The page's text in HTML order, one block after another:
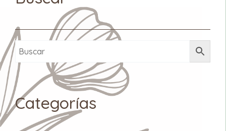
Categorías